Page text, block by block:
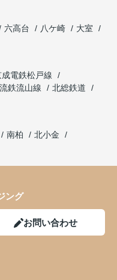
六高台 八ケ崎
大室
成電鉄松戸線
流鉄流山線
北総鉄道
南柏
北小金
ング
お問い合わせ